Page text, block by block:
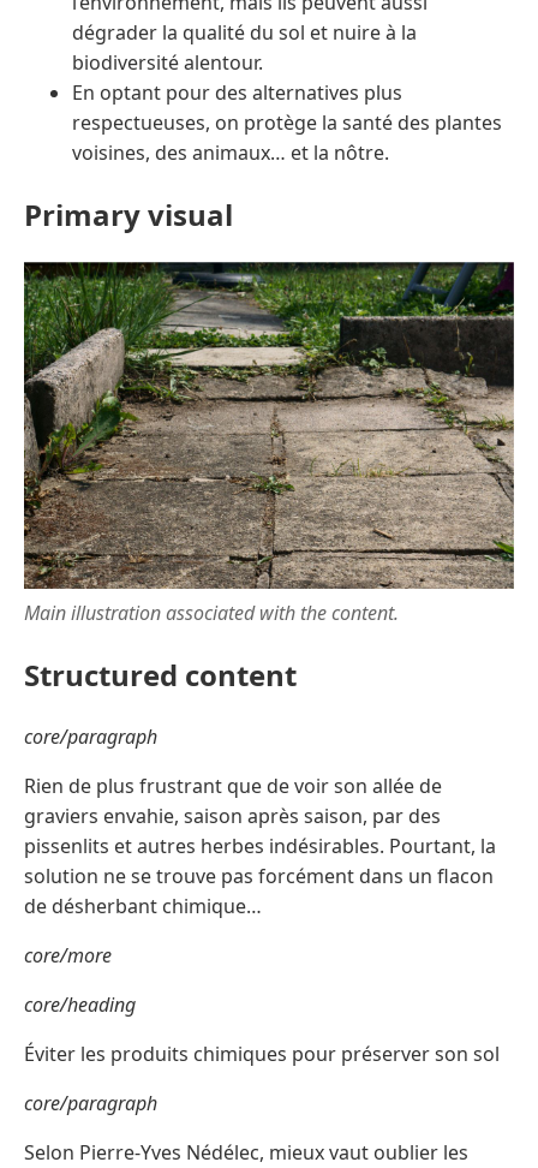
dégrader la qualité du sol et nuire à la
biodiversité alentour.
En optant pour des alternatives plus
respectueuses, on protège la santé des plantes
voisines, des animaux… et la nôtre.
Primary visual
Main illustration associated with the content.
Structured content
core/paragraph
Rien de plus frustrant que de voir son allée de
graviers envahie, saison après saison, par des
pissenlits et autres herbes indésirables. Pourtant, la
solution ne se trouve pas forcément dans un flacon
de désherbant chimique…
core/more
core/heading
Éviter les produits chimiques pour préserver son sol
core/paragraph
Selon Pierre-Yves Nédélec, mieux vaut oublier les